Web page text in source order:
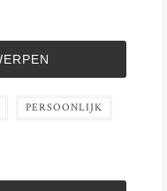
PERSOONLIJK